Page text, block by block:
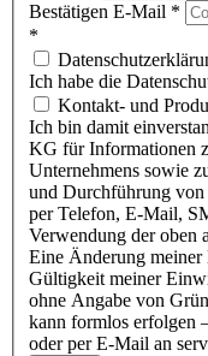
Bestätigen E-Mail *
*
Ich habe die
Kontakt- und
Ich bin damit
KG für Informationen
Unternehmens sowie
und Durchführung
per Telefon, E-Mail,
Verwendung der oben
Eine Änderung
Gültigkeit meiner
ohne Angabe von
kann formlos erfolgen
oder per E-Mail an